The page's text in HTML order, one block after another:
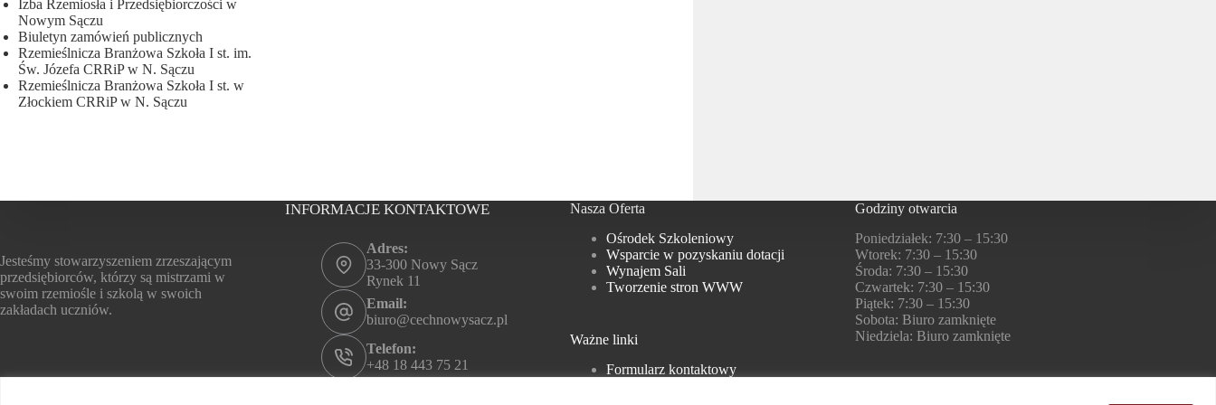
Izba Rzemiosła i Przedsiębiorczości w
Nowym Sączu
Biuletyn zamówień publicznych
Rzemieślnicza Branżowa Szkoła I st. im.
Św. Józefa CRRiP w N. Sączu
Rzemieślnicza Branżowa Szkoła I st. w
Złockiem CRRiP w N. Sączu
Jesteśmy stowarzyszeniem zrzeszającym
przedsiębiorców, którzy są mistrzami w
swoim rzemiośle i szkolą w swoich
zakładach uczniów.
INFORMACJE KONTAKTOWE
Adres:
33-300 Nowy Sącz
Rynek 11
Email:
biuro@cechnowysacz.pl
Telefon:
+48 18 443 75 21
Nasza Oferta
Ośrodek Szkoleniowy
Wsparcie w pozyskaniu dotacji
Wynajem Sali
Tworzenie stron WWW
Ważne linki
Formularz kontaktowy
Godziny otwarcia
Poniedziałek: 7:30 – 15:30
Wtorek: 7:30 – 15:30
Środa: 7:30 – 15:30
Czwartek: 7:30 – 15:30
Piątek: 7:30 – 15:30
Sobota: Biuro zamknięte
Niedziela: Biuro zamknięte